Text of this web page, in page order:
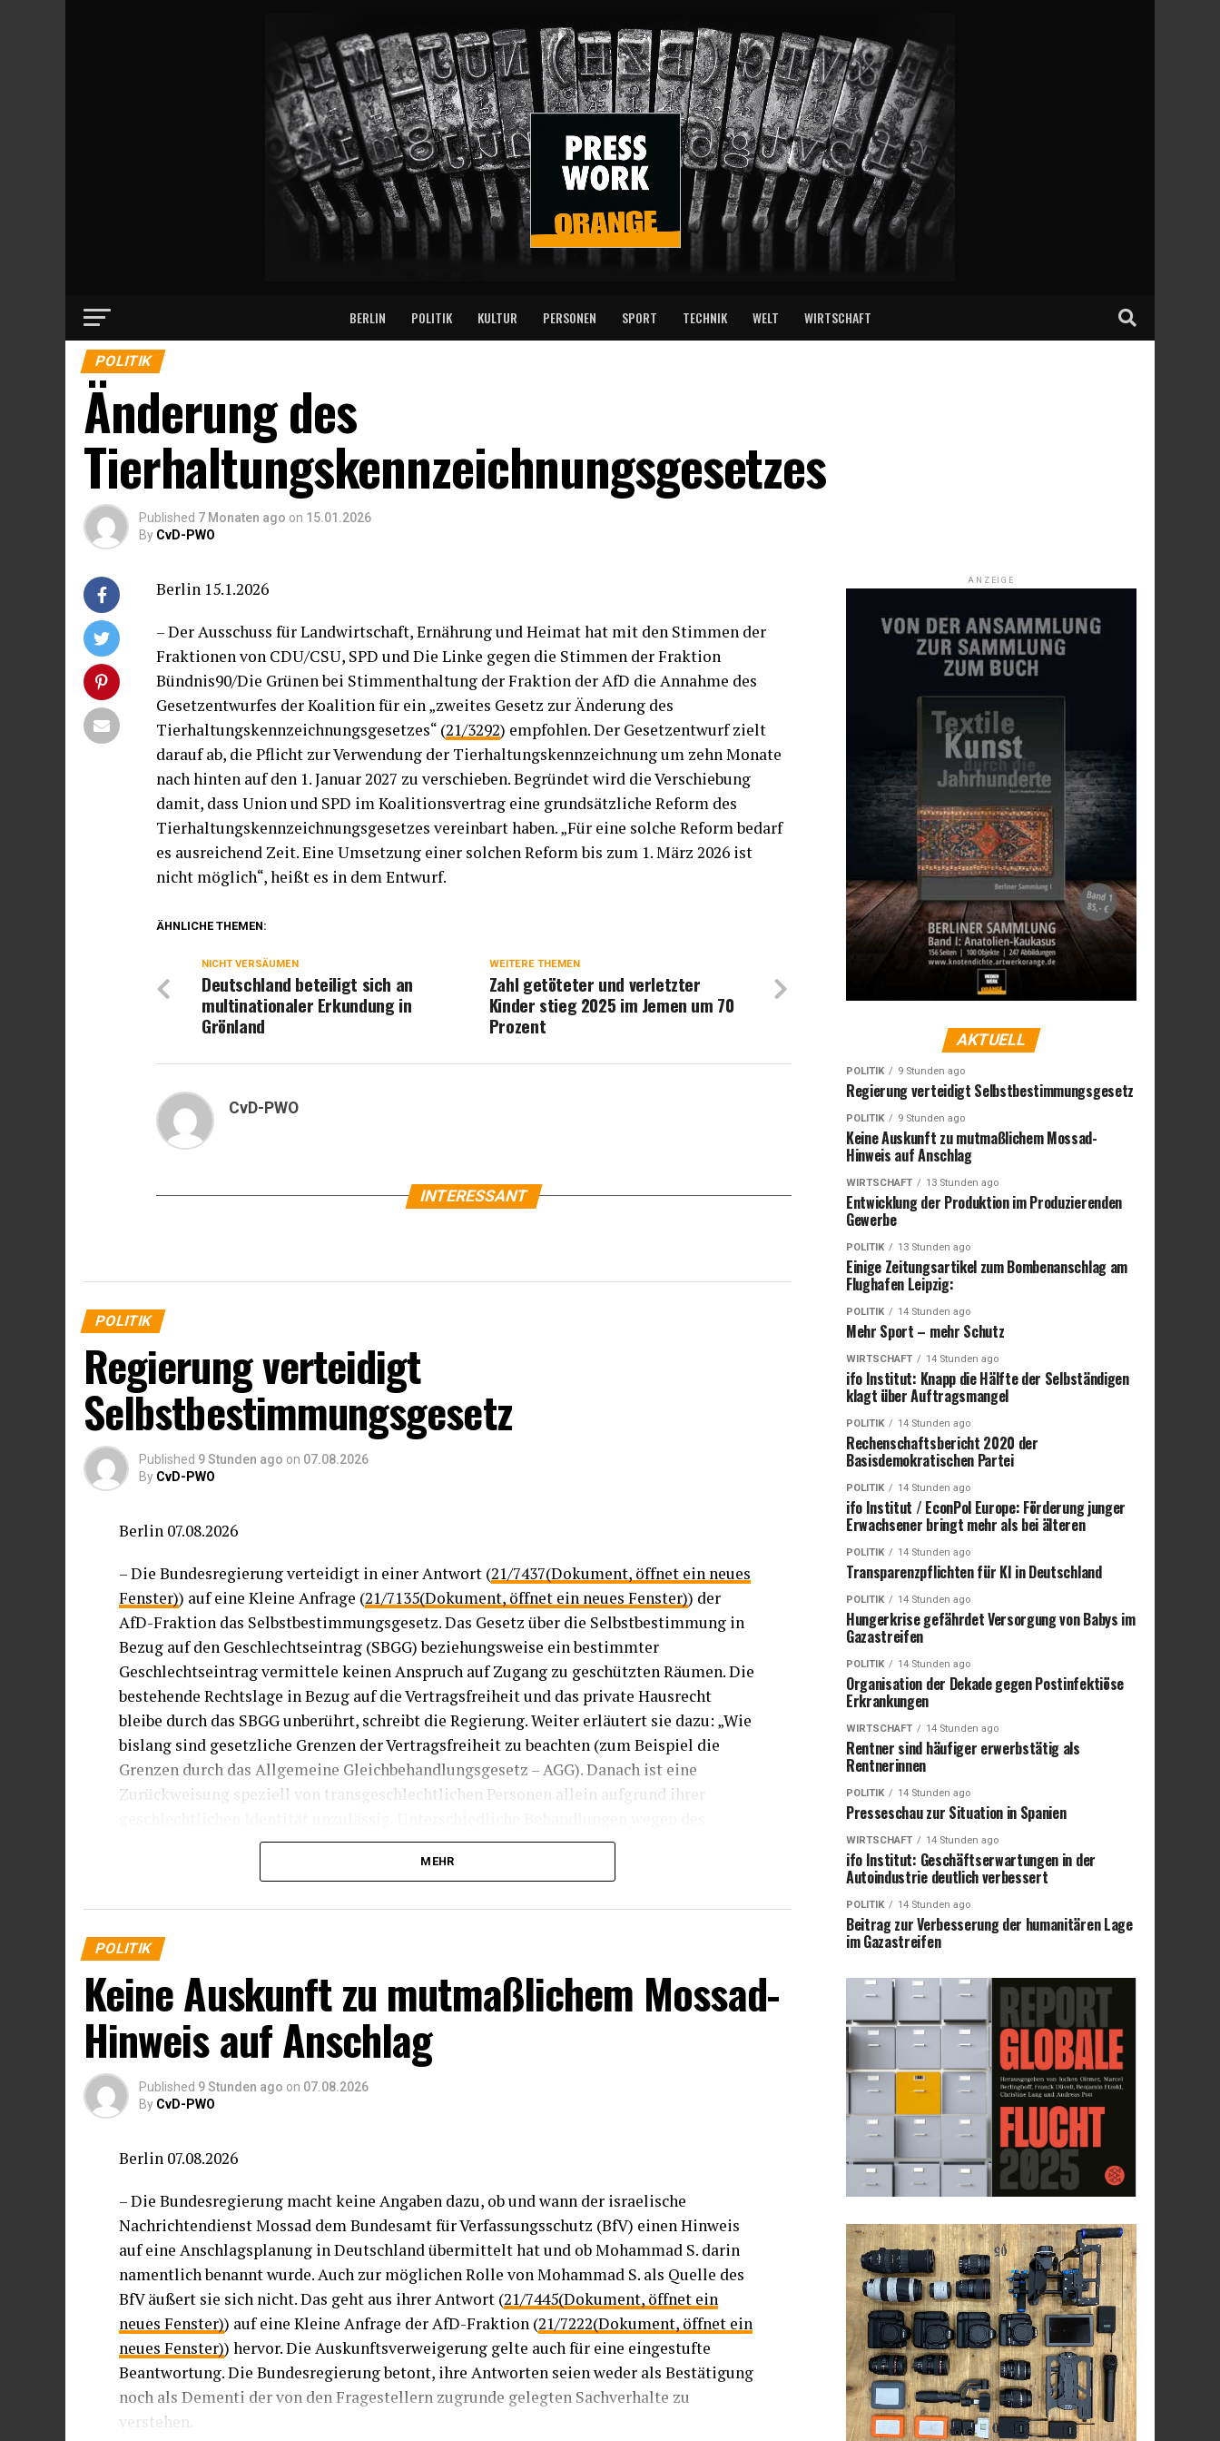
BERLIN POLITIK KULTUR PERSONEN SPORT TECHNIK WELT WIRTSCHAFT
POLITIK
Änderung des
Tierhaltungskennzeichnungsgesetzes
Published 7 Monaten ago on 15.01.2026
By CvD-PWO
Berlin 15.1.2026
– Der Ausschuss für Landwirtschaft, Ernährung und Heimat hat mit den Stimmen der
Fraktionen von CDU/CSU, SPD und Die Linke gegen die Stimmen der Fraktion
Bündnis90/Die Grünen bei Stimmenthaltung der Fraktion der AfD die Annahme des
Gesetzentwurfes der Koalition für ein „zweites Gesetz zur Änderung des
Tierhaltungskennzeichnungsgesetzes“ (21/3292) empfohlen. Der Gesetzentwurf zielt
darauf ab, die Pflicht zur Verwendung der Tierhaltungskennzeichnung um zehn Monate
nach hinten auf den 1. Januar 2027 zu verschieben. Begründet wird die Verschiebung
damit, dass Union und SPD im Koalitionsvertrag eine grundsätzliche Reform des
Tierhaltungskennzeichnungsgesetzes vereinbart haben. „Für eine solche Reform bedarf
es ausreichend Zeit. Eine Umsetzung einer solchen Reform bis zum 1. März 2026 ist
nicht möglich“, heißt es in dem Entwurf.
ÄHNLICHE THEMEN:
WEITERE THEMEN
Zahl getöteter und verletzter
Kinder stieg 2025 im Jemen um 70
Prozent
NICHT VERSÄUMEN
Deutschland beteiligt sich an
multinationaler Erkundung in
Grönland
CvD-PWO
INTERESSANT
POLITIK
Regierung verteidigt
Selbstbestimmungsgesetz
Published 9 Stunden ago on 07.08.2026
By CvD-PWO
Berlin 07.08.2026
– Die Bundesregierung verteidigt in einer Antwort (21/7437(Dokument, öffnet ein neues
Fenster)) auf eine Kleine Anfrage (21/7135(Dokument, öffnet ein neues Fenster)) der
AfD-Fraktion das Selbstbestimmungsgesetz. Das Gesetz über die Selbstbestimmung in
Bezug auf den Geschlechtseintrag (SBGG) beziehungsweise ein bestimmter
Geschlechtseintrag vermittele keinen Anspruch auf Zugang zu geschützten Räumen. Die
bestehende Rechtslage in Bezug auf die Vertragsfreiheit und das private Hausrecht
bleibe durch das SBGG unberührt, schreibt die Regierung. Weiter erläutert sie dazu: „Wie
bislang sind gesetzliche Grenzen der Vertragsfreiheit zu beachten (zum Beispiel die
Grenzen durch das Allgemeine Gleichbehandlungsgesetz – AGG). Danach ist eine
Zurückweisung speziell von transgeschlechtlichen Personen allein aufgrund ihrer
Geschlechts sind zulässig, wenn es dafür einen sachlichen Grund gibt (Paragraf 20 AGG).
Das kann insbesondere der Fall sein, wenn die unterschiedliche Behandlung dem
(Paragraf 20 Absatz 1 Nummer 2 AGG). Auch insoweit ändert sich an der bestehenden
Rechtslage durch das SBGG nichts.“
MEHR
POLITIK
Keine Auskunft zu mutmaßlichem Mossad-
Hinweis auf Anschlag
Published 9 Stunden ago on 07.08.2026
By CvD-PWO
Berlin 07.08.2026
– Die Bundesregierung macht keine Angaben dazu, ob und wann der israelische
Nachrichtendienst Mossad dem Bundesamt für Verfassungsschutz (BfV) einen Hinweis
auf eine Anschlagsplanung in Deutschland übermittelt hat und ob Mohammad S. darin
namentlich benannt wurde. Auch zur möglichen Rolle von Mohammad S. als Quelle des
BfV äußert sie sich nicht. Das geht aus ihrer Antwort (21/7445(Dokument, öffnet ein
neues Fenster)) auf eine Kleine Anfrage der AfD-Fraktion (21/7222(Dokument, öffnet ein
neues Fenster)) hervor. Die Auskunftsverweigerung gelte auch für eine eingestufte
Beantwortung. Die Bundesregierung betont, ihre Antworten seien weder als Bestätigung
noch als Dementi der von den Fragestellern zugrunde gelegten Sachverhalte zu
verstehen.
ANZEIGE
AKTUELL
POLITIK 9 Stunden ago
Regierung verteidigt Selbstbestimmungsgesetz
POLITIK 9 Stunden ago
Keine Auskunft zu mutmaßlichem Mossad-
Hinweis auf Anschlag
WIRTSCHAFT 13 Stunden ago
Entwicklung der Produktion im Produzierenden
Gewerbe
POLITIK 13 Stunden ago
Einige Zeitungsartikel zum Bombenanschlag am
Flughafen Leipzig:
POLITIK 14 Stunden ago
Mehr Sport – mehr Schutz
WIRTSCHAFT 14 Stunden ago
ifo Institut: Knapp die Hälfte der Selbständigen
klagt über Auftragsmangel
POLITIK 14 Stunden ago
Rechenschaftsbericht 2020 der
Basisdemokratischen Partei
POLITIK 14 Stunden ago
ifo Institut / EconPol Europe: Förderung junger
Erwachsener bringt mehr als bei älteren
POLITIK 14 Stunden ago
Transparenzpflichten für KI in Deutschland
POLITIK 14 Stunden ago
Hungerkrise gefährdet Versorgung von Babys im
Gazastreifen
POLITIK 14 Stunden ago
Organisation der Dekade gegen Postinfektiöse
Erkrankungen
WIRTSCHAFT 14 Stunden ago
Rentner sind häufiger erwerbstätig als
Rentnerinnen
POLITIK 14 Stunden ago
Presseschau zur Situation in Spanien
WIRTSCHAFT 14 Stunden ago
ifo Institut: Geschäftserwartungen in der
Autoindustrie deutlich verbessert
POLITIK 14 Stunden ago
Beitrag zur Verbesserung der humanitären Lage
im Gazastreifen